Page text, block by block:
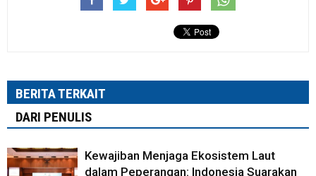
BERITA TERKAIT
DARI PENULIS
Kewajiban Menjaga Ekosistem Laut
dalam Peperangan: Indonesia Suarakan